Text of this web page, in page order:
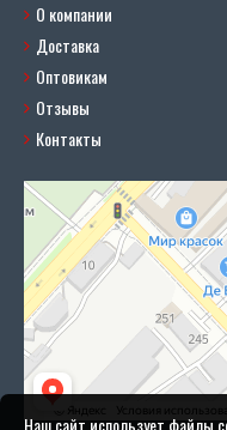
О компании
Доставка
Оптовикам
Отзывы
Контакты
Наш сайт использует файлы